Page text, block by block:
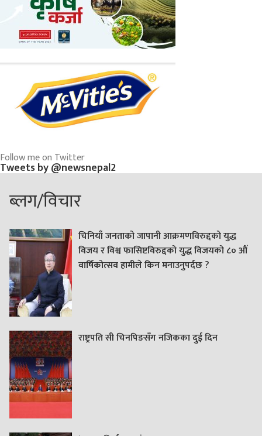
Follow me on Twitter
Tweets by @newsnepal2
ब्लग/विचार
चिनियाँ जनताको जापानी आक्रमणविरुद्दको युद्ध
विजय र विश्व फासिष्टविरुद्दको युद्ध विजयको ८० औं
वार्षिकोत्सव हामीले किन मनाउनुपर्दछ ?
राष्ट्रपति सी चिनपिङसँग नजिकका दुई दिन